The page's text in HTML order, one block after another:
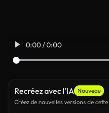
0:00 / 0:00
Recréez avec l’IA Nouveau
Créez de nouvelles versions de